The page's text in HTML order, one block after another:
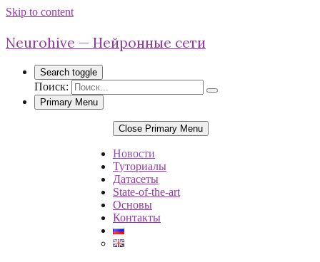
Skip to content
Neurohive — Нейронные сети
Search toggle
Поиск:
Primary Menu
Close Primary Menu
Новости
Туториалы
Датасеты
State-of-the-art
Основы
Контакты